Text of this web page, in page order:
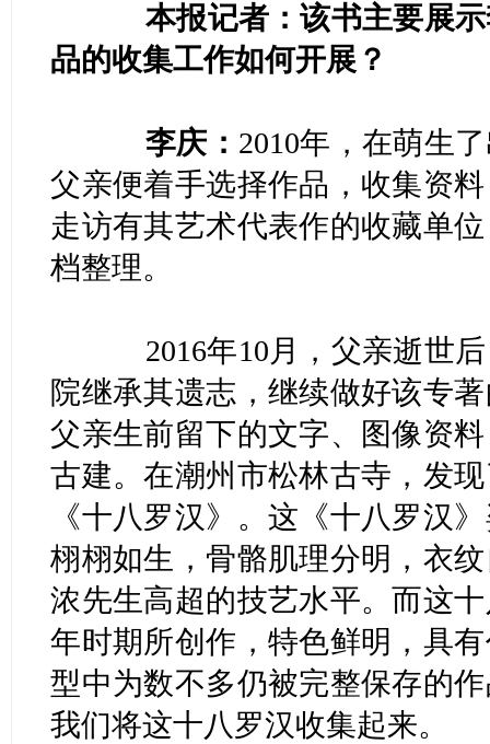
本报记者：该书主要展示
品的收集工作如何开展？
李庆： 2010年，在萌生
父亲便着手选择作品，收集资
走访有其艺术代表作的收藏单
档整理。
2016年10月，父亲逝世后
院继承其遗志，继续做好该专
父亲生前留下的文字、图像资
古建。在潮州市松林古寺，发
《十八罗汉》。这《十八罗汉
栩栩如生，骨骼肌理分明，衣
浓先生高超的技艺水平。而这
年时期所创作，特色鲜明，具
型中为数不多仍被完整保存的
我们将这十八罗汉收集起来。